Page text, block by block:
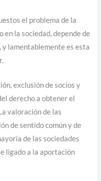
el problema de la
en la sociedad, depende de
y lamentablemente es esta
exclusión de socios y
derecho a obtener el
valoración de las
de sentido común y de
de las sociedades
ligado a la aportación